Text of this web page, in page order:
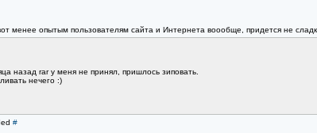
менее опытым пользователям сайта и Интернета воообще, придется не
назад rar у меня не принял, пришлось зиповать.
нечего :)
#